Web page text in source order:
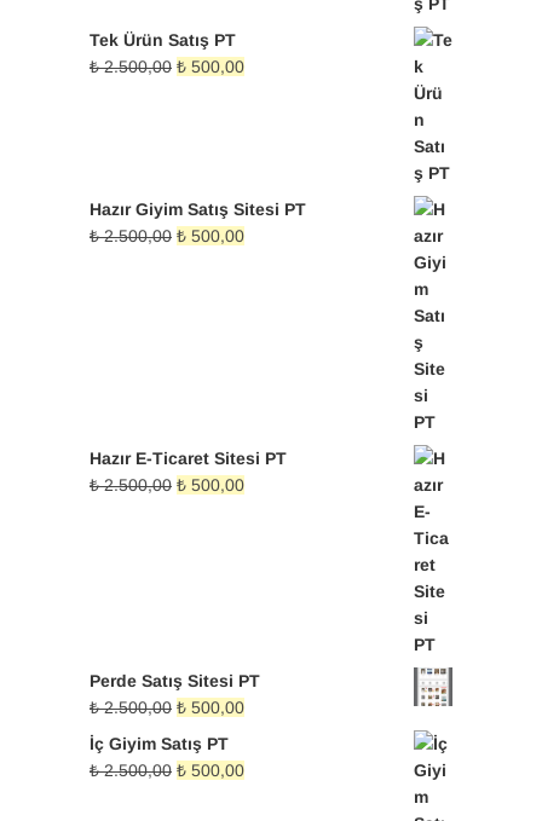
Tek Ürün Satış PT
₺2.500,00 Orijinal
₺ 500,00Şu
Hazır Giyim Satış Sitesi PT
₺2.500,00 Orijinal
₺ 500,00Şu
Hazır E-Ticaret Sitesi PT
₺2.500,00 Orijinal
₺ 500,00Şu
Perde Satış Sitesi PT
₺2.500,00 Orijinal
₺ 2.500,00.
₺ 500,00Şu
fiyat:
₺ 500,00.
İç Giyim Satış PT
₺2.500,00 Orijinal
₺ 500,00Şu